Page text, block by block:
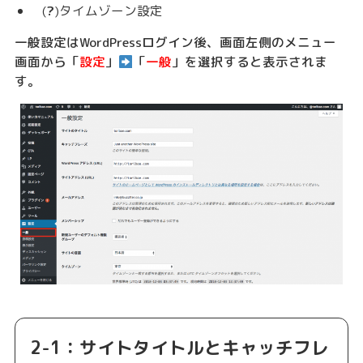
(?)タイムゾーン設定
一般設定はWordPressログイン後、画面左側のメニュー
画面から「設定 」 「一般 」を選択すると表示されま
す。
2-1：サイトタイトルとキャッチフレ